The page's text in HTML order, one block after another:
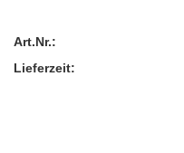
Art.Nr.:
Lieferzeit: